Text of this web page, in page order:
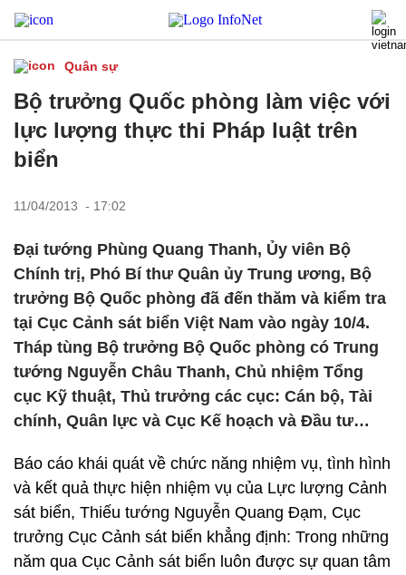
Quân sự
Bộ trưởng Quốc phòng làm việc với
lực lượng thực thi Pháp luật trên
biển
11/04/2013 - 17:02
Đại tướng Phùng Quang Thanh, Ủy viên Bộ
Chính trị, Phó Bí thư Quân ủy Trung ương, Bộ
trưởng Bộ Quốc phòng đã đến thăm và kiểm tra
tại Cục Cảnh sát biển Việt Nam vào ngày 10/4.
Tháp tùng Bộ trưởng Bộ Quốc phòng có Trung
tướng Nguyễn Châu Thanh, Chủ nhiệm Tổng
cục Kỹ thuật, Thủ trưởng các cục: Cán bộ, Tài
chính, Quân lực và Cục Kế hoạch và Đầu tư…
Báo cáo khái quát về chức năng nhiệm vụ, tình hình
và kết quả thực hiện nhiệm vụ của Lực lượng Cảnh
sát biển, Thiếu tướng Nguyễn Quang Đạm, Cục
trưởng Cục Cảnh sát biển khẳng định: Trong những
năm qua Cục Cảnh sát biển luôn được sự quan tâm